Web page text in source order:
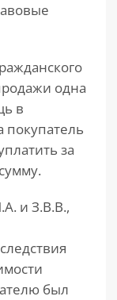
одна
в
покупатель
за
и З.В.В.,
был